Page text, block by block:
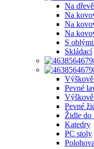
Na
Na
Na
Na
S
Skládací
Pevné
Pevné
Židle do
Katedry
PC stoly